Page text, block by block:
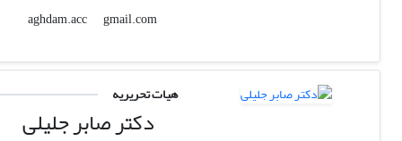
aghdam.acc
gmail.com
هیات تحریریه
دکتر صابر جلیلی